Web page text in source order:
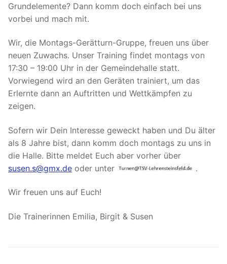
Grundelemente? Dann komm doch einfach bei uns
vorbei und mach mit.
Wir, die Montags-Gerätturn-Gruppe, freuen uns über
neuen Zuwachs. Unser Training findet montags von
17:30 – 19:00 Uhr in der Gemeindehalle statt.
Vorwiegend wird an den Geräten trainiert, um das
Erlernte dann an Auftritten und Wettkämpfen zu
zeigen.
Sofern wir Dein Interesse geweckt haben und Du älter
als 8 Jahre bist, dann komm doch montags zu uns in
die Halle. Bitte meldet Euch aber vorher über
susen.s@gmx.de oder unter .
Wir freuen uns auf Euch!
Die Trainerinnen Emilia, Birgit & Susen